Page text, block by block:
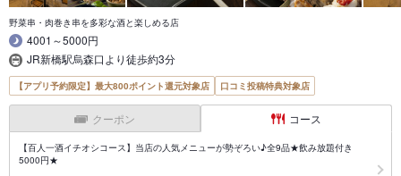
野菜串・肉巻き串を多彩な酒と楽しめる店
4001～5000円
JR新橋駅烏森口より徒歩約3分
【アプリ予約限定】最大800ポイント還元対象店 口コミ投稿特典対象店
クーポン コース
【百人一酒イチオシコース】当店の人気メニューが勢ぞろい♪全9品★飲み放題付き
5000円★